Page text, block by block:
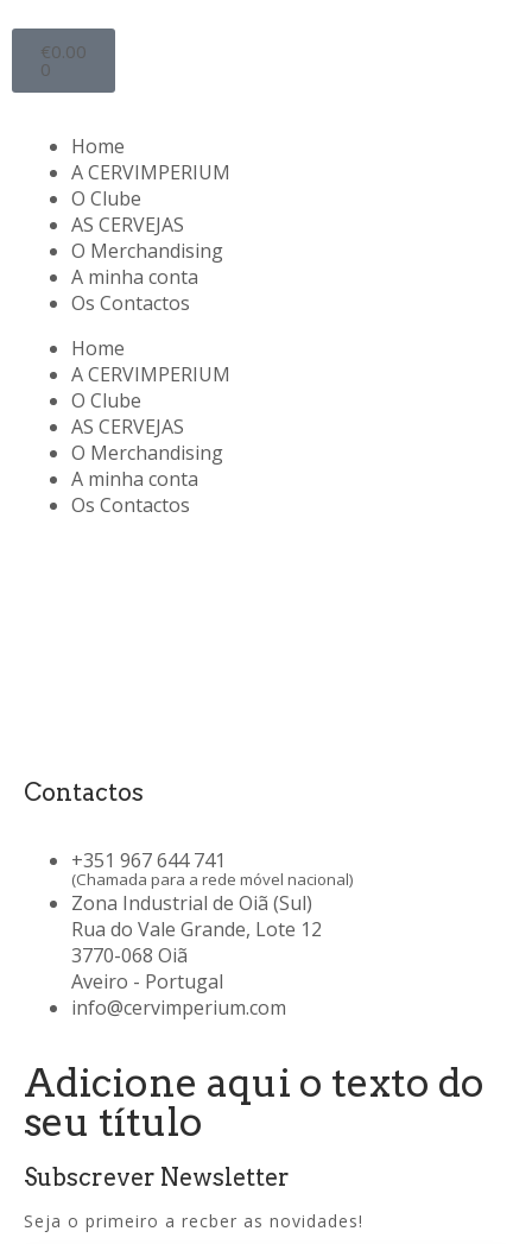
€0.00
0
Home
A CERVIMPERIUM
O Clube
AS CERVEJAS
O Merchandising
A minha conta
Os Contactos
Home
A CERVIMPERIUM
O Clube
AS CERVEJAS
O Merchandising
A minha conta
Os Contactos
Contactos
+351 967 644 741
(Chamada para a rede móvel nacional)
Zona Industrial de Oiã (Sul)
Rua do Vale Grande, Lote 12
3770-068 Oiã
Aveiro - Portugal
info@cervimperium.com
Adicione aqui o texto do
seu título
Subscrever Newsletter
Seja o primeiro a recber as novidades!